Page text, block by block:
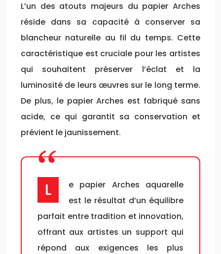
L’un des atouts majeurs du papier Arches
réside dans sa capacité à conserver sa
blancheur naturelle au fil du temps. Cette
caractéristique est cruciale pour les artistes
qui souhaitent préserver l’éclat et la
luminosité de leurs œuvres sur le long terme.
De plus, le papier Arches est fabriqué sans
acide, ce qui garantit sa conservation et
prévient le jaunissement.
Le papier Arches aquarelle
est le résultat d’un équilibre
parfait entre tradition et innovation,
offrant aux artistes un support qui
répond aux exigences les plus